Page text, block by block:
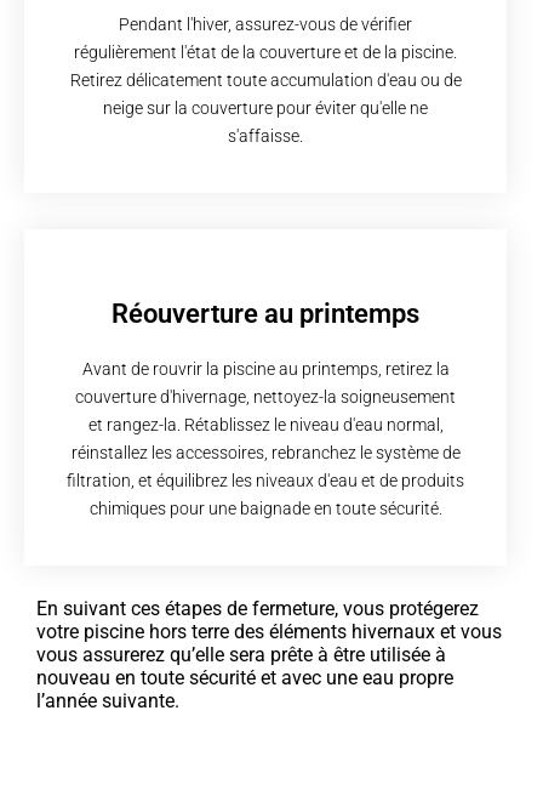
Pendant l'hiver, assurez-vous de vérifier
régulièrement l'état de la couverture et de la piscine.
Retirez délicatement toute accumulation d'eau ou de
neige sur la couverture pour éviter qu'elle ne
s'affaisse.
Réouverture au printemps
Avant de rouvrir la piscine au printemps, retirez la
couverture d'hivernage, nettoyez-la soigneusement
et rangez-la. Rétablissez le niveau d'eau normal,
réinstallez les accessoires, rebranchez le système de
filtration, et équilibrez les niveaux d'eau et de produits
chimiques pour une baignade en toute sécurité.
En suivant ces étapes de fermeture, vous protégerez
votre piscine hors terre des éléments hivernaux et vous
vous assurerez qu’elle sera prête à être utilisée à
nouveau en toute sécurité et avec une eau propre
l’année suivante.